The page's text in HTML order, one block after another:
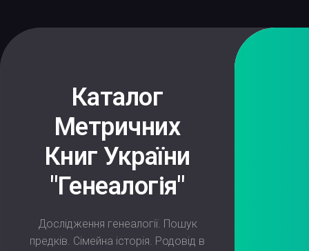
Skip
to
content
Каталог
Метричних
Книг України
"Генеалогія"
Дослідження генеалогії. Пошук
предків. Сімейна історія. Родовід в